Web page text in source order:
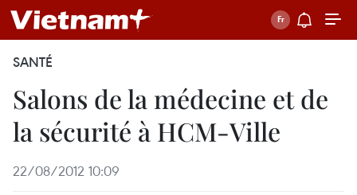
SANTÉ
Salons de la médecine et de
la sécurité à HCM-Ville
22/08/2012 10:09